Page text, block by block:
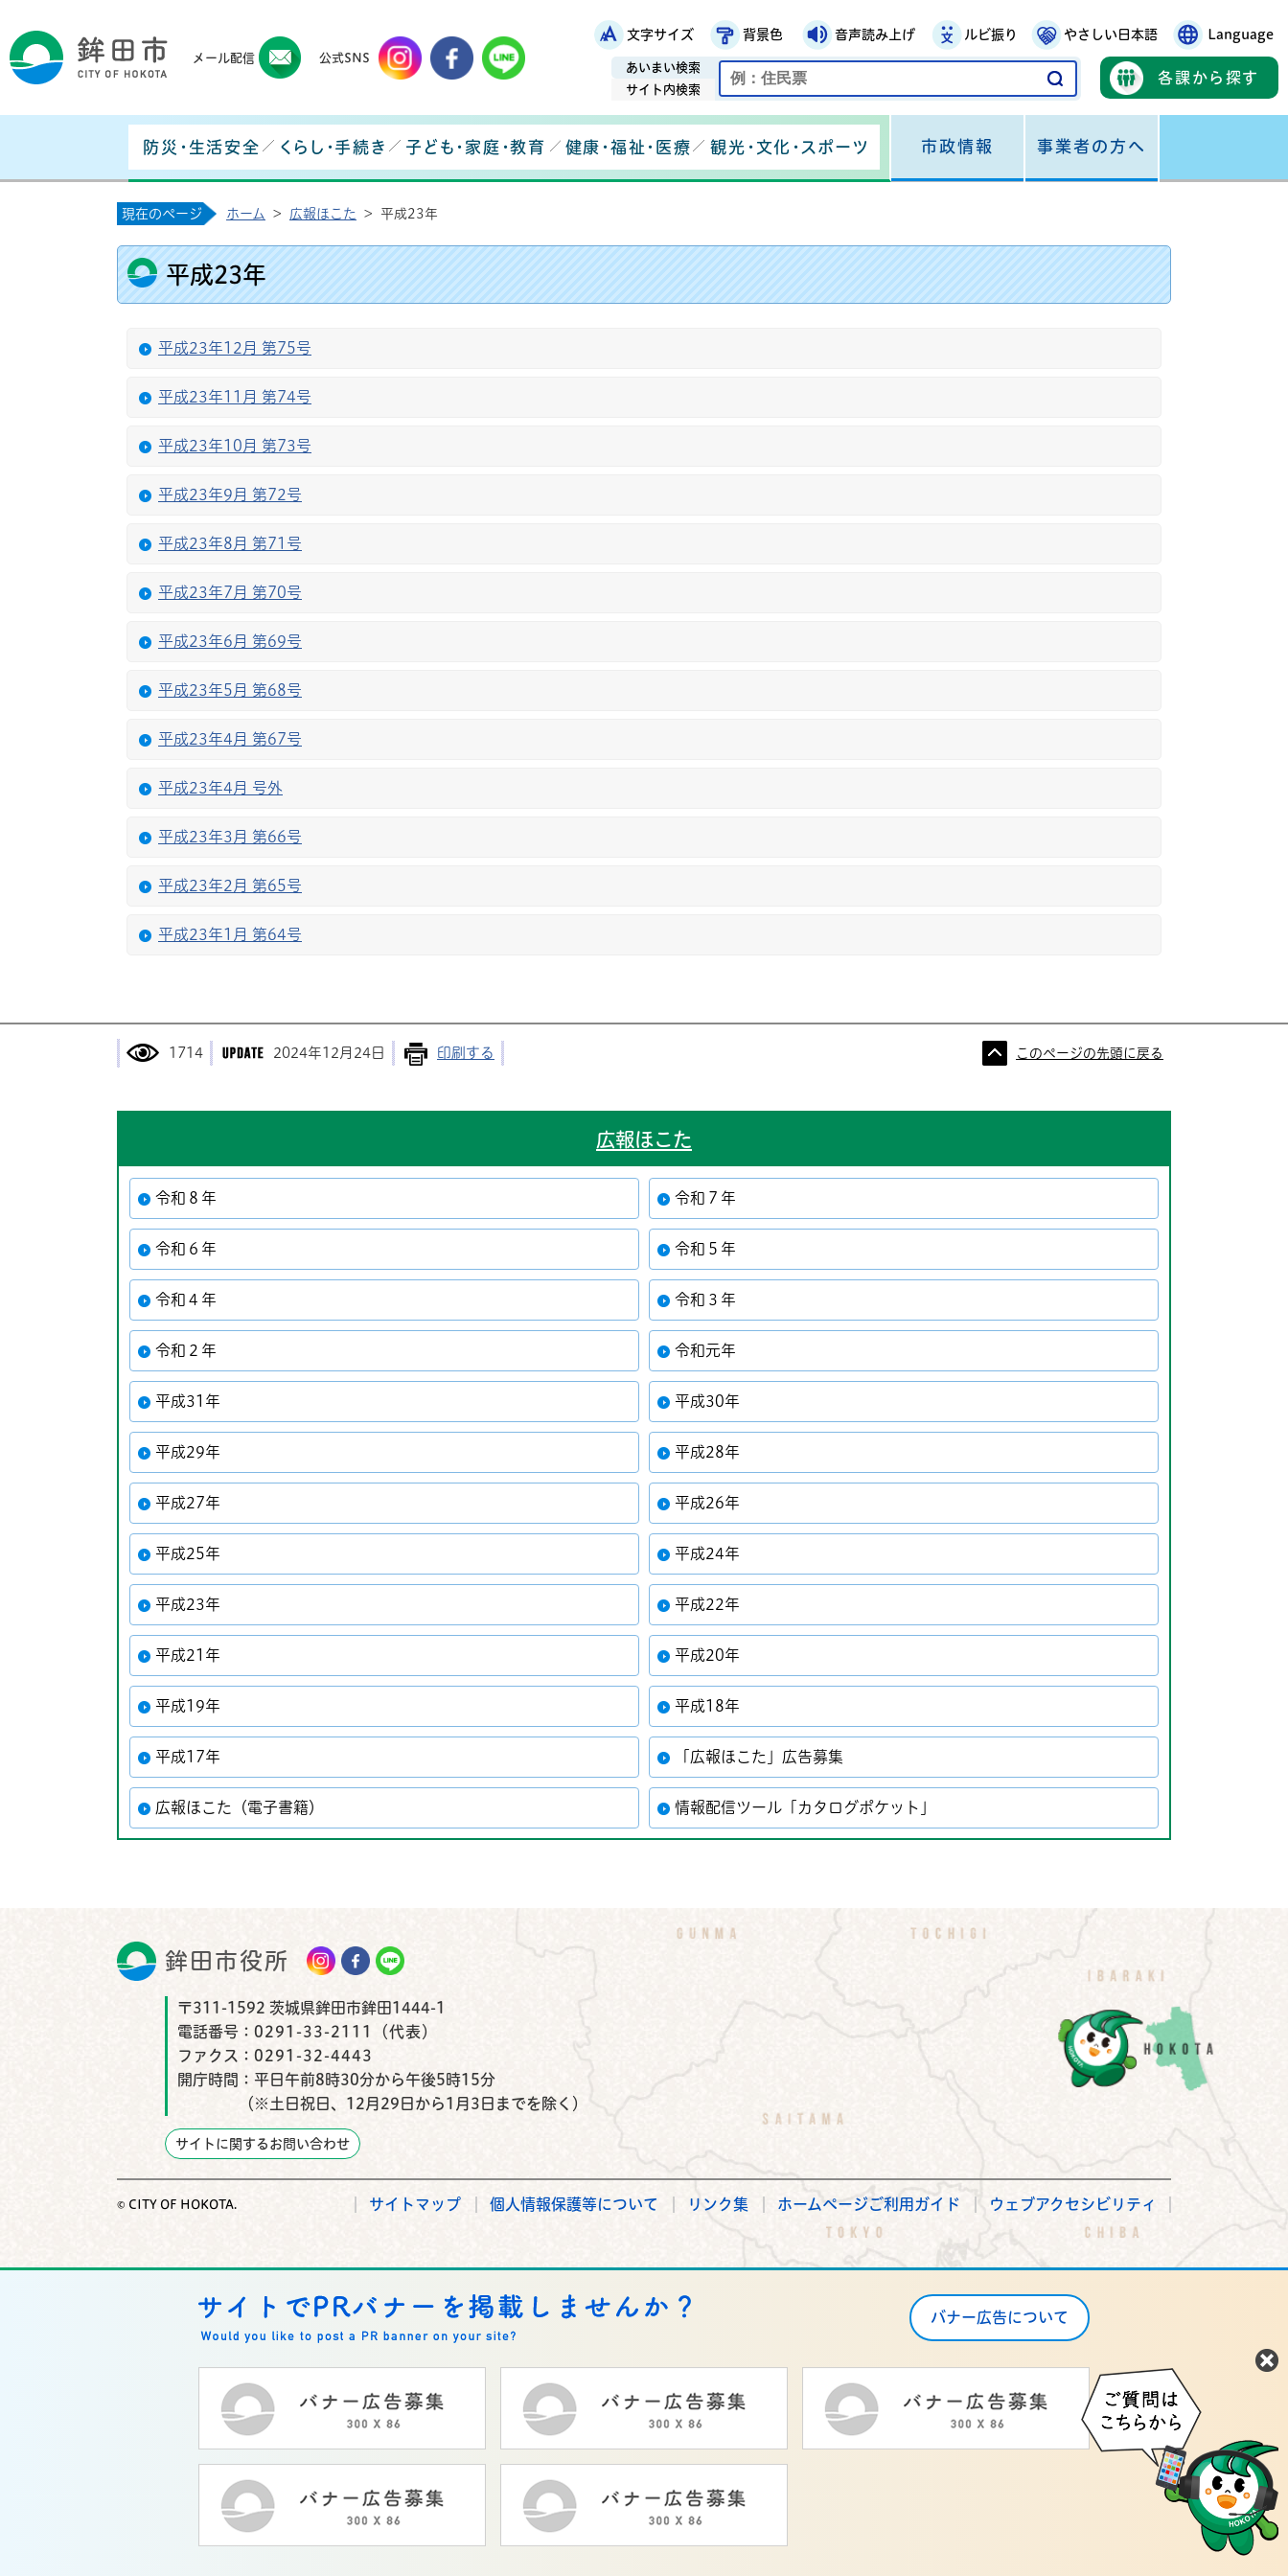
鉾田市役所ホームページ文字サイズ 背景色 音声読み上げ ルビ振り やさしい日本語 Language
各課から探す
あいまい検索
サイト内検索
メール配信
鉾田市メールマガジン
公式SNS
鉾田市公式Instagram
鉾田市公式Facebook
鉾田市公式LINE
防災・生活安全 くらし・手続き 子ども・家庭・教育 健康・福祉・医療 観光・文化・スポーツ 市政情報 事業者の方へ
現在のページ ホーム > 広報ほこた > 平成23年
平成23年
平成23年12月 第75号
平成23年11月 第74号
平成23年10月 第73号
平成23年9月 第72号
平成23年8月 第71号
平成23年7月 第70号
平成23年6月 第69号
平成23年5月 第68号
平成23年4月 第67号
平成23年4月 号外
平成23年3月 第66号
平成23年2月 第65号
平成23年1月 第64号
1714 2024年12月24日 印刷する このページの先頭に戻る
広報ほこた
令和８年 令和７年
令和６年 令和５年
令和４年 令和３年
令和２年 令和元年
平成31年 平成30年
平成29年 平成28年
平成27年 平成26年
平成25年 平成24年
平成23年 平成22年
平成21年 平成20年
平成19年 平成18年
平成17年 「広報ほこた」広告募集
広報ほこた（電子書籍） 情報配信ツール「カタログポケット」
鉾田市役所 鉾田市公式Instagram
鉾田市公式Facebook
鉾田市公式LINE
〒311-1592 茨城県鉾田市鉾田1444-1
電話番号： 0291-33-2111（代表）
ファクス： 0291-32-4443
開庁時間： 平日午前8時30分から午後5時15分
（※土日祝日、12月29日から1月3日までを除く）
サイトに関するお問い合わせ
© CITY OF HOKOTA. サイトマップ 個人情報保護等について リンク集 ホームページご利用ガイド ウェブアクセシビリティ
バナー広告について